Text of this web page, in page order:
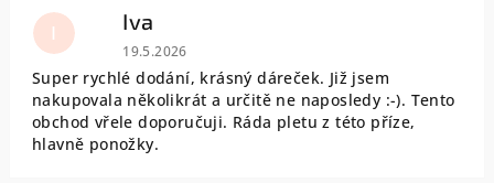
I Iva
Hodnocení obchodu je 5 z 5 hvězdiček.
19.5.2026
Super rychlé dodání, krásný dáreček. Již jsem
nakupovala několikrát a určitě ne naposledy :-). Tento
obchod vřele doporučuji. Ráda pletu z této příze,
hlavně ponožky.